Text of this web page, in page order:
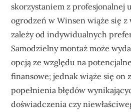
skorzystaniem z profesjonalnej
ogrodzeń w Winsen wiąże się
zależy od indywidualnych
Samodzielny montaż może
opcją ze względu na
finansowe; jednak wiąże się on
popełnienia błędów
doświadczenia czy